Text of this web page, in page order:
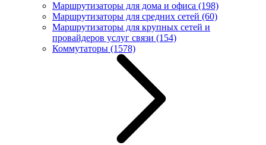
Маршрутизаторы для дома и офиса (198)
Маршрутизаторы для средних сетей (60)
Маршрутизаторы для крупных сетей и
провайдеров услуг связи (154)
Коммутаторы (1578)